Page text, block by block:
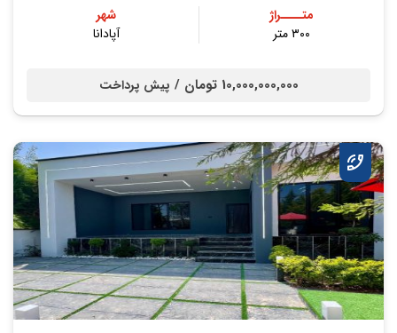
متــــراژ
۳۰۰ متر
شهر
آپادانا
10,000,000,000 تومان / پیش پرداخت